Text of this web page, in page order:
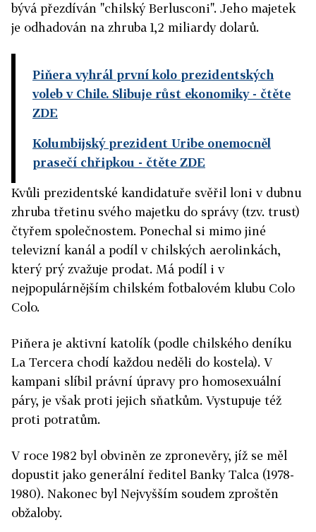
bývá přezdíván "chilský Berlusconi". Jeho majetek
je odhadován na zhruba 1,2 miliardy dolarů.
Piňera vyhrál první kolo prezidentských
voleb v Chile. Slibuje růst ekonomiky- čtěte
ZDE
Kolumbijský prezident Uribe onemocněl
prasečí chřipkou - čtěte ZDE
Kvůli prezidentské kandidatuře svěřil loni v dubnu
zhruba třetinu svého majetku do správy (tzv. trust)
čtyřem společnostem. Ponechal si mimo jiné
televizní kanál a podíl v chilských aerolinkách,
který prý zvažuje prodat. Má podíl i v
nejpopulárnějším chilském fotbalovém klubu Colo
Colo.
Piňera je aktivní katolík (podle chilského deníku
La Tercera chodí každou neděli do kostela). V
kampani slíbil právní úpravy pro homosexuální
páry, je však proti jejich sňatkům. Vystupuje též
proti potratům.
V roce 1982 byl obviněn ze zpronevěry, jíž se měl
dopustit jako generální ředitel Banky Talca (1978-
1980). Nakonec byl Nejvyšším soudem zproštěn
obžaloby.